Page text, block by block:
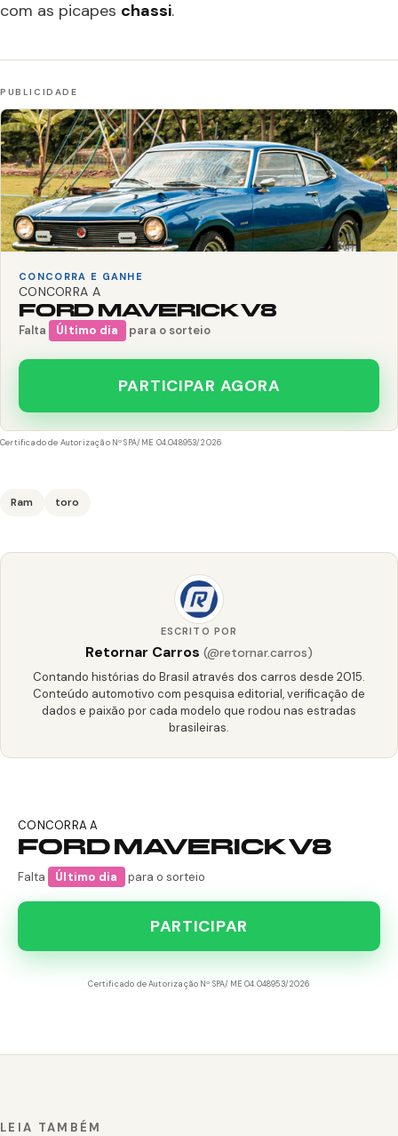
com as picapes chassi.
CONCORRA E GANHE
CONCORRA A
FORD MAVERICK V8
Falta Último dia para o sorteio
PARTICIPAR AGORA
Certificado de Autorização Nº SPA/ME 04.048953/2026
Ram toro
ESCRITO POR
Retornar Carros (@retornar.carros)
Contando histórias do Brasil através dos carros desde 2015.
Conteúdo automotivo com pesquisa editorial, verificação de
dados e paixão por cada modelo que rodou nas estradas
brasileiras.
CONCORRA A
FORD MAVERICK V8
Falta Último dia para o sorteio
PARTICIPAR
Certificado de Autorização Nº SPA/ME 04.048953/2026
LEIA TAMBÉM